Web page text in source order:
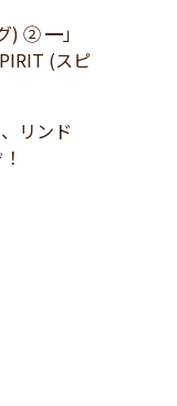
) ② ━」
(スピ
リンド